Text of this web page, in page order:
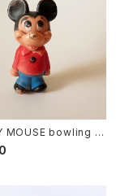
MOUSE bowling pi
ミッキーマウス ボー
U.S.A